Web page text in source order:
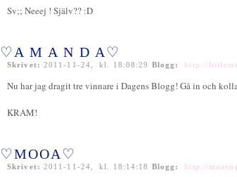
Sv;; Neeej ! Själv?? :D
♡A M A N D A♡
Skrivet: 2011-11-24, kl. 18:08:29 Blogg: http://
Nu har jag dragit tre vinnare i Dagens Blogg! Gå in och
KRAM!
♡MOOA♡
Skrivet: 2011-11-24, kl. 18:14:18 Blogg: http://